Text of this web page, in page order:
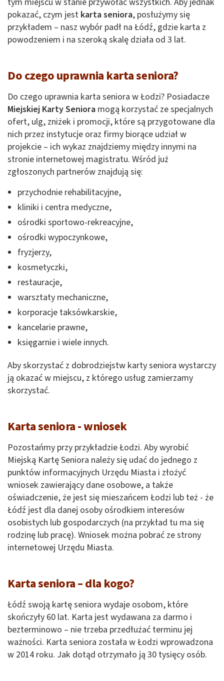
pokazać, czym jest karta seniora, posłużymy się
przykładem – nasz wybór padł na Łódź, gdzie karta z
powodzeniem i na szeroką skalę działa od 3 lat.
Do czego uprawnia karta seniora?
Do czego uprawnia karta seniora w Łodzi? Posiadacze
Miejskiej Karty Seniora mogą korzystać ze specjalnych
ofert, ulg, zniżek i promocji, które są przygotowane dla
nich przez instytucje oraz firmy biorące udział w
projekcie – ich wykaz znajdziemy między innymi na
stronie internetowej magistratu. Wśród już
zgłoszonych partnerów znajdują się:
przychodnie rehabilitacyjne,
kliniki i centra medyczne,
ośrodki sportowo-rekreacyjne,
ośrodki wypoczynkowe,
fryzjerzy,
kosmetyczki,
restauracje,
warsztaty mechaniczne,
korporacje taksówkarskie,
kancelarie prawne,
księgarnie i wiele innych.
Aby skorzystać z dobrodziejstw karty seniora wystarczy
ją okazać w miejscu, z którego usług zamierzamy
skorzystać.
Karta seniora - wniosek
Pozostańmy przy przykładzie Łodzi. Aby wyrobić
Miejską Kartę Seniora należy się udać do jednego z
punktów informacyjnych Urzędu Miasta i złożyć
wniosek zawierający dane osobowe, a także
oświadczenie, że jest się mieszańcem Łodzi lub też - że
Łódź jest dla danej osoby ośrodkiem interesów
osobistych lub gospodarczych (na przykład tu ma się
rodzinę lub pracę). Wniosek można pobrać ze strony
internetowej Urzędu Miasta.
Karta seniora – dla kogo?
Łódź swoją kartę seniora wydaje osobom, które
skończyły 60 lat. Karta jest wydawana za darmo i
bezterminowo – nie trzeba przedłużać terminu jej
ważności. Karta seniora została w Łodzi wprowadzona
w 2014 roku. Jak dotąd otrzymało ją 30 tysięcy osób.